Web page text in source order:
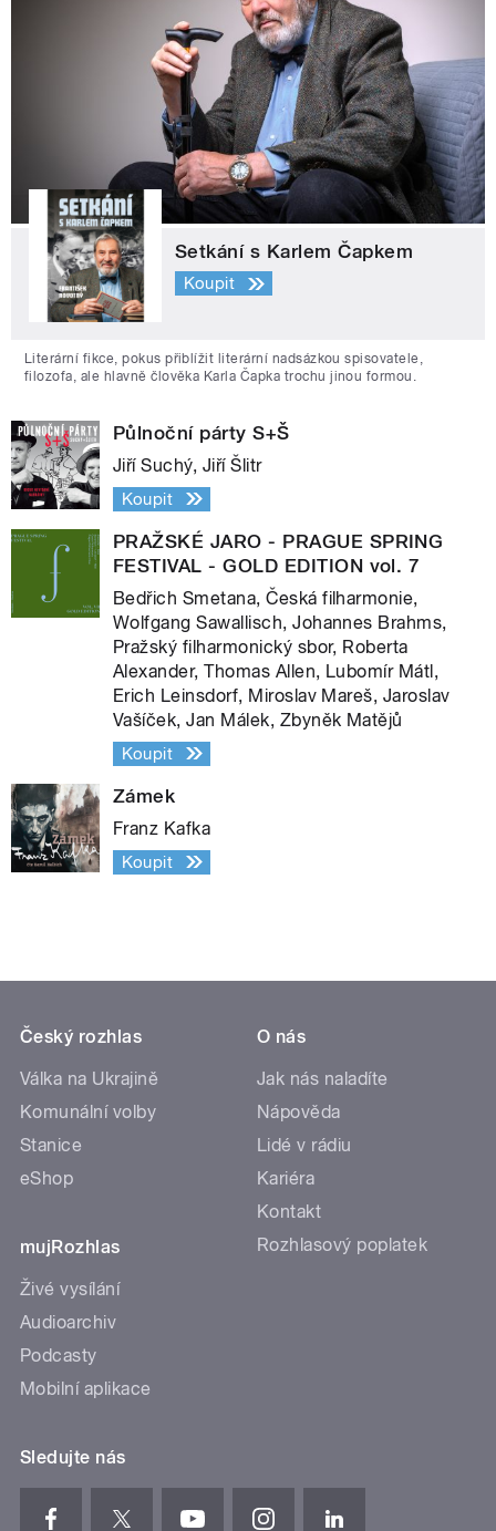
Setkání s Karlem Čapkem
Koupit
Literární fikce, pokus přiblížit literární nadsázkou spisovatele,
filozofa, ale hlavně člověka Karla Čapka trochu jinou formou.
Půlnoční párty S+Š
Jiří Suchý, Jiří Šlitr
Koupit
PRAŽSKÉ JARO - PRAGUE SPRING
FESTIVAL - GOLD EDITION vol. 7
Bedřich Smetana, Česká filharmonie,
Wolfgang Sawallisch, Johannes Brahms,
Pražský filharmonický sbor, Roberta
Alexander, Thomas Allen, Lubomír Mátl,
Erich Leinsdorf, Miroslav Mareš, Jaroslav
Vašíček, Jan Málek, Zbyněk Matějů
Koupit
Zámek
Franz Kafka
Koupit
Český rozhlas
Válka na Ukrajině
Komunální volby
Stanice
eShop
mujRozhlas
Živé vysílání
Audioarchiv
Podcasty
Mobilní aplikace
O nás
Jak nás naladíte
Nápověda
Lidé v rádiu
Kariéra
Kontakt
Rozhlasový poplatek
Sledujte nás